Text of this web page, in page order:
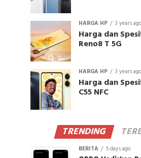
HARGA HP 3 years ago
Harga dan
Reno8 T 5G
HARGA HP 3 years ago
Harga dan
C55 NFC
TRENDING
BERITA 5 days ago